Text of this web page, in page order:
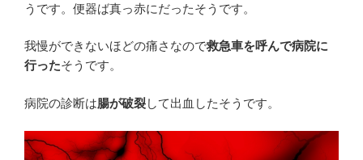
うです。便器ば真っ赤にだったそうです。
我慢ができないほどの痛さなので救急車を呼んで病院に
行ったそうです。
病院の診断は腸が破裂して出血したそうです。